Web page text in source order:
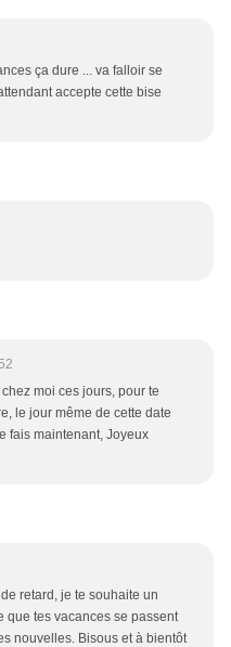
ça dure ... va falloir se
accepte cette bise
moi ces jours, pour te
le jour même de cette date
fais maintenant, Joyeux
retard, je te souhaite un
que tes vacances se passent
nouvelles. Bisous et à bientôt